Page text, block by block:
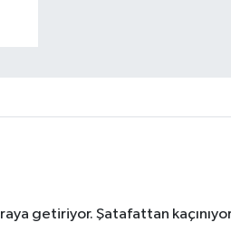
getiriyor. Şatafattan